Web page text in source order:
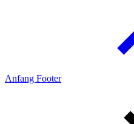
Anfang Footer